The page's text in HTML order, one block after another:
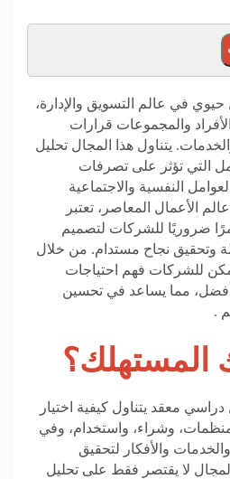
في عالم التسويق والإدارة،
والمجموعات قرارات
يتناول هذا المجال تحليل
التي تؤثر على تصرفات
النفسية والاجتماعية
الأعمال المعاصر، تعتبر
ضروريًا للشركات لتصميم
وتحقيق نجاح مستدام. من خلال
للشركات فهم احتياجات
مما يساعد في تحسين
.
المستهلك؟
معقد يتناول كيفية اختيار
وشراء، واستخدام، وفي
والأفكار لتحقيق
المجال لا يقتصر فقط على تحليل